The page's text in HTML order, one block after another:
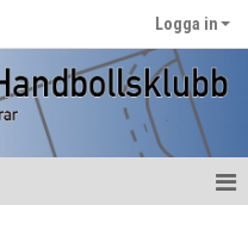
Logga in